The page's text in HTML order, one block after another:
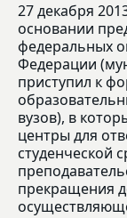
27 декабря
основании
федеральных
Федерации
приступил к
вузов), в
центры для
студенческой
прекращения